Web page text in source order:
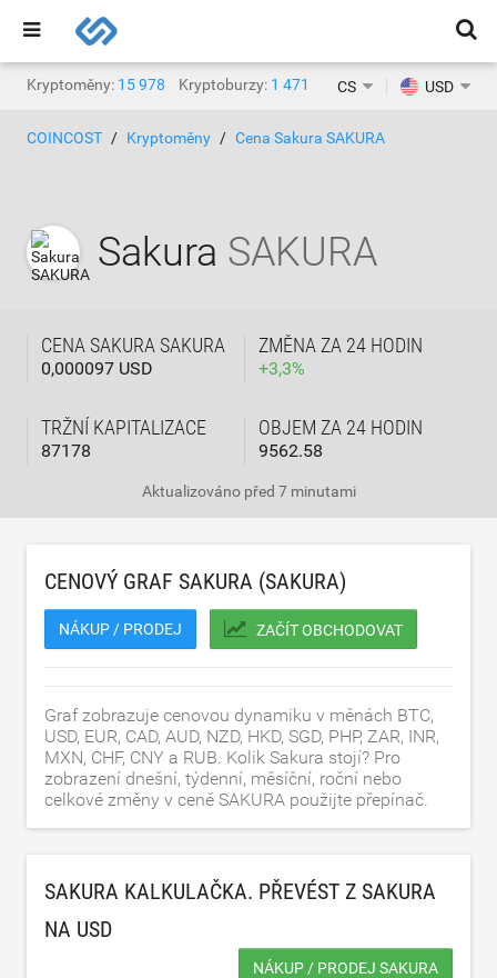
Kryptoměny: 15 978 Kryptoburzy: 1 471 CS USD
COINCOST Kryptoměny Cena Sakura SAKURA
Sakura SAKURA
CENA SAKURA SAKURA
0,000097 USD
ZMĚNA ZA 24 HODIN
+3,3%
TRŽNÍ KAPITALIZACE
87178
OBJEM ZA 24 HODIN
9562.58
Aktualizováno před 7 minutami
CENOVÝ GRAF SAKURA (SAKURA)
NÁKUP / PRODEJ ZAČÍT OBCHODOVAT
Graf zobrazuje cenovou dynamiku v měnách BTC,
USD, EUR, CAD, AUD, NZD, HKD, SGD, PHP, ZAR, INR,
MXN, CHF, CNY a RUB. Kolik Sakura stojí? Pro
zobrazení dnešní, týdenní, měsíční, roční nebo
celkové změny v ceně SAKURA použijte přepínač.
SAKURA KALKULAČKA. PŘEVÉST Z SAKURA
NA USD
NÁKUP / PRODEJ SAKURA